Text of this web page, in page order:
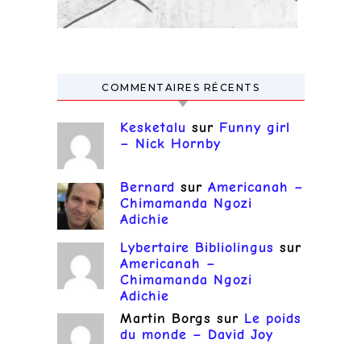
COMMENTAIRES RÉCENTS
Kesketalu sur Funny girl
– Nick Hornby
Bernard sur Americanah –
Chimamanda Ngozi
Adichie
Lybertaire Bibliolingus sur
Americanah –
Chimamanda Ngozi
Adichie
Martin Borgs sur Le poids
du monde – David Joy